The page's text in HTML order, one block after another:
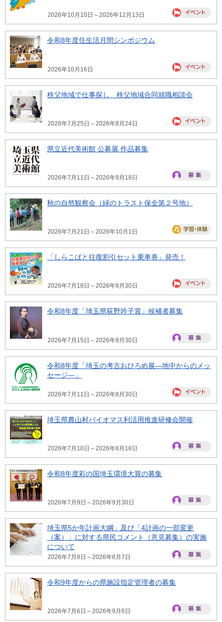
2026年10月10日～2026年12月13日
令和8年度住生活月間シンポジウム
2026年10月16日
秩父地域で仕事探し 秩父地域合同就職相談会
2026年7月25日～2026年8月24日
県立近代美術館 公募展 作品募集
2026年7月11日～2026年9月18日
秋の自然観察会（緑のトラスト保全第２号地）
2026年7月21日～2026年10月1日
「しらこばと往復割引セット乗車券」発売！
2026年7月18日～2026年8月30日
令和8年度「埼玉県荻野吟子賞」候補者募集
2026年7月15日～2026年9月30日
令和8年度「埼玉の考古おひろめ展―地中からのメッ
セージ―」
2026年7月11日～2026年8月30日
埼玉県農山村バイオマス利活用推進研修会開催
2026年7月10日～2026年8月18日
令和8年度彩の国埼玉環境大賞の募集
2026年7月9日～2026年9月30日
埼玉県5か年計画大綱」及び「4計画の一部変更
（案）」に対する県民コメント（意見募集）の実施
について
2026年7月8日～2026年8月7日
令和9年度からの県施設指定管理者の募集
2026年7月6日～2026年9月6日